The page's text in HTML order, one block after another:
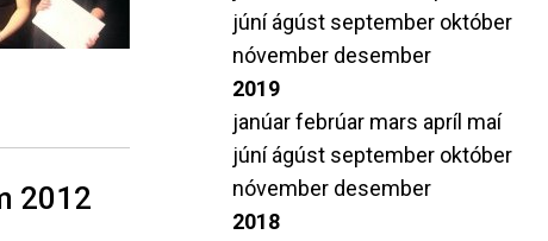
2012
júníágúst september október
nóvember desember
2019
janúarfebrúar mars apríl maí
júníágúst september október
nóvember desember
2018